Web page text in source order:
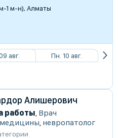
1 м-н), Алматы
авг. Пн. 10 авг.
Алишерович
работы, Врач
, невропатолог